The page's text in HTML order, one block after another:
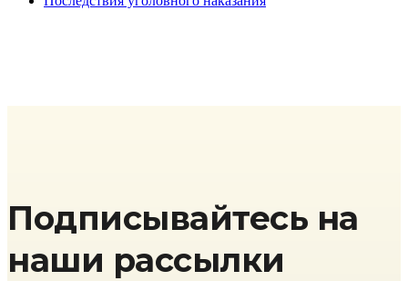
Подписывайтесь на
наши рассылки